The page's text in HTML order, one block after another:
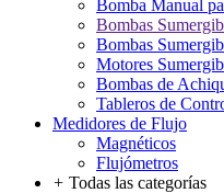
Bomba Manual
Bombas
Bombas
Motores
Bombas de
Tableros de
Medidores de Flujo
Magnéticos
Flujómetros
+ Todas las categorías